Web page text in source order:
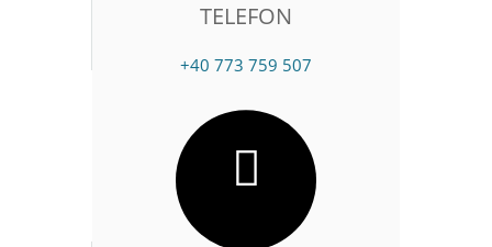
TELEFON
+40 773 759 507